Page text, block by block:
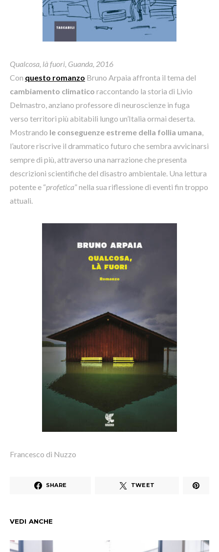
Qualcosa, là fuori, Guanda, 2016
Con questo romanzo Bruno Arpaia affronta il tema del
cambiamento climatico raccontando la storia di Livio
Delmastro, anziano professore di neuroscienze in fuga
verso territori più abitabili lungo un’Italia ormai deserta.
Mostrando le conseguenze estreme della follia umana
l’autore riscrive il drammatico futuro che sembra avvicinarsi
sempre di più, attraverso una narrazione che presenta
descrizioni scientifiche del disastro ambientale. Una lettura
potente e “profetica” nella sua riflessione di eventi fin troppo
attuali.
Francesco di Nuzzo
SHARE TWEET
VEDI ANCHE